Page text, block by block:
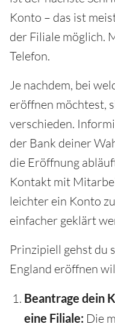
Konto – das ist
der Filiale möglich.
Telefon.
Je nachdem, bei
eröffnen möchtest,
verschieden.
der Bank deiner
die Eröffnung
Kontakt mit
leichter ein Konto
einfacher geklärt
Prinzipiell gehst du
England eröffnen
Beantrage dein
eine Filiale: Die